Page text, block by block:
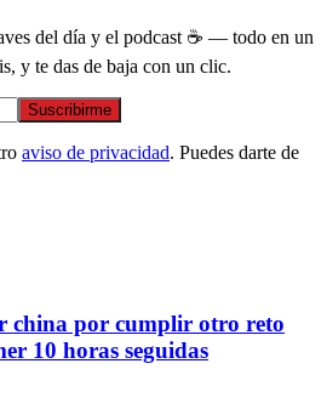
del día y el podcast ☕ — todo en un
y te das de baja con un clic.
Suscribirme
aviso de privacidad. Puedes darte de
china por cumplir otro reto
10 horas seguidas